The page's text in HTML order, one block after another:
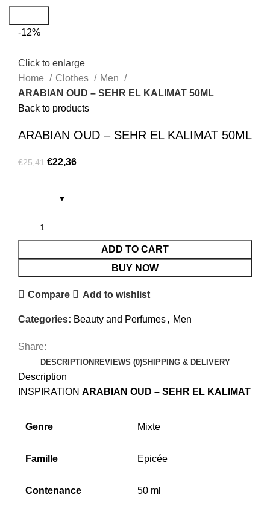
-12%
Click to enlarge
Home
Clothes
Men
ARABIAN OUD – SEHR EL KALIMAT 50ML
Back to products
ARABIAN OUD – SEHR EL KALIMAT 50ML
€25,41 €22,36
ADD TO CART
BUY NOW
Compare Add to wishlist
Categories: Beauty and Perfumes, Men
Share:
DESCRIPTION REVIEWS (0)SHIPPING & DELIVERY
Description
INSPIRATION ARABIAN OUD – SEHR EL KALIMAT
Genre Mixte
Famille Epicée
Contenance 50 ml